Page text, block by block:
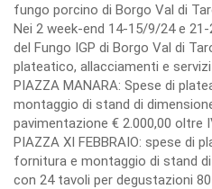
fungo porcino di Borgo Val di
Nei 2 week-end 14-15/9/24 e
del Fungo IGP di Borgo Val di
plateatico, allacciamenti e servizi
PIAZZA MANARA: Spese di
montaggio di stand di
pavimentazione € 2.000,00 oltre
PIAZZA XI FEBBRAIO: spese di
fornitura e montaggio di stand
con 24 tavoli per degustazioni